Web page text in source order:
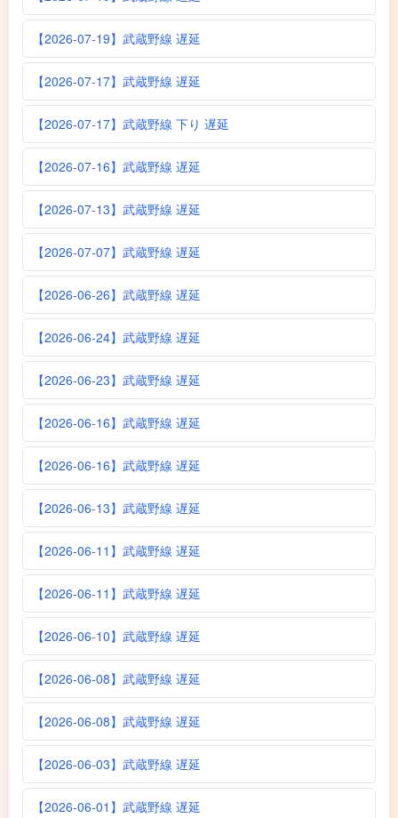
【2026-07-19】武蔵野線 遅延
【2026-07-17】武蔵野線 遅延
【2026-07-17】武蔵野線 下り 遅延
【2026-07-16】武蔵野線 遅延
【2026-07-13】武蔵野線 遅延
【2026-07-07】武蔵野線 遅延
【2026-06-26】武蔵野線 遅延
【2026-06-24】武蔵野線 遅延
【2026-06-23】武蔵野線 遅延
【2026-06-16】武蔵野線 遅延
【2026-06-16】武蔵野線 遅延
【2026-06-13】武蔵野線 遅延
【2026-06-11】武蔵野線 遅延
【2026-06-11】武蔵野線 遅延
【2026-06-10】武蔵野線 遅延
【2026-06-08】武蔵野線 遅延
【2026-06-08】武蔵野線 遅延
【2026-06-03】武蔵野線 遅延
【2026-06-01】武蔵野線 遅延